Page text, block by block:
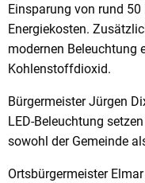
Einsparung von rund
Energiekosten.
modernen Beleuchtung
Kohlenstoffdioxid.
Bürgermeister Jürgen
LED-Beleuchtung
sowohl der Gemeinde
Ortsbürgermeister